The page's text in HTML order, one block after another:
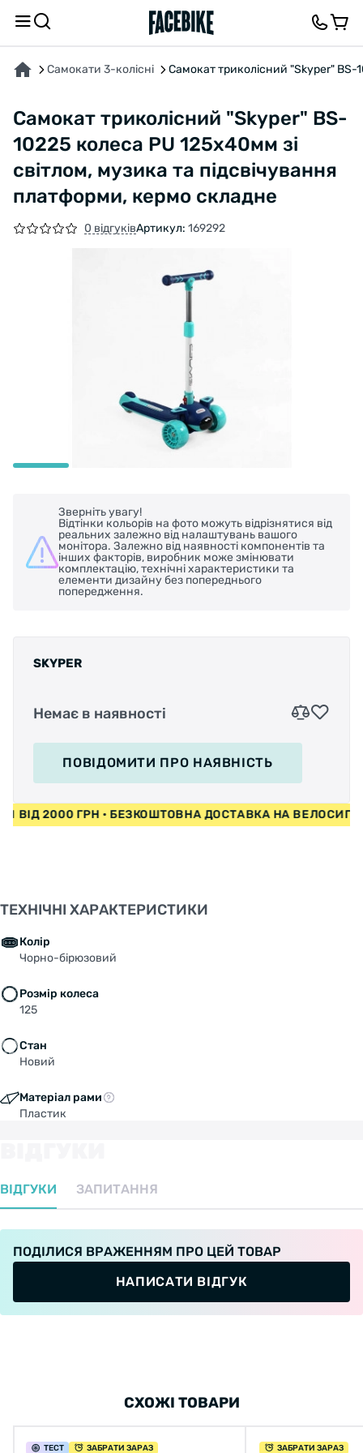
Самокати 3-колісні Самокат триколісний "Skyper" BS-
Самокат триколісний "Skyper" BS-
10225 колеса PU 125х40мм зі
світлом, музика та підсвічування
платформи, кермо складне
0 відгуківАртикул: 169292
Зверніть увагу!
Відтінки кольорів на фото можуть відрізнятися від
реальних залежно від налаштувань вашого
монітора. Залежно від наявності компонентів та
інших факторів, виробник може змінювати
комплектацію, технічні характеристики та
елементи дизайну без попереднього
попередження.
SKYPER
Немає в наявності
ПОВІДОМИТИ ПРО НАЯВНІСТЬ
ВІД 2000 ГРН • БЕЗКОШТОВНА ДОСТАВКА НА
ТЕХНІЧНІ ХАРАКТЕРИСТИКИ
Колір
Чорно-бірюзовий
Розмір колеса
125
Стан
Новий
Матеріал рами
Пластик
ВІДГУКИ ЗАПИТАННЯ
ПОДІЛИСЯ ВРАЖЕННЯМ ПРО ЦЕЙ ТОВАР
НАПИСАТИ ВІДГУК
ПРО ТОВАР ХАРАКТЕРИСТИКИВІДГУКИ ТА ЗАПИТАННЯ
СХОЖІ ТОВАРИ
ТЕСТ ЗАБРАТИ ЗАРАЗ ЗАБРАТИ ЗАРАЗ